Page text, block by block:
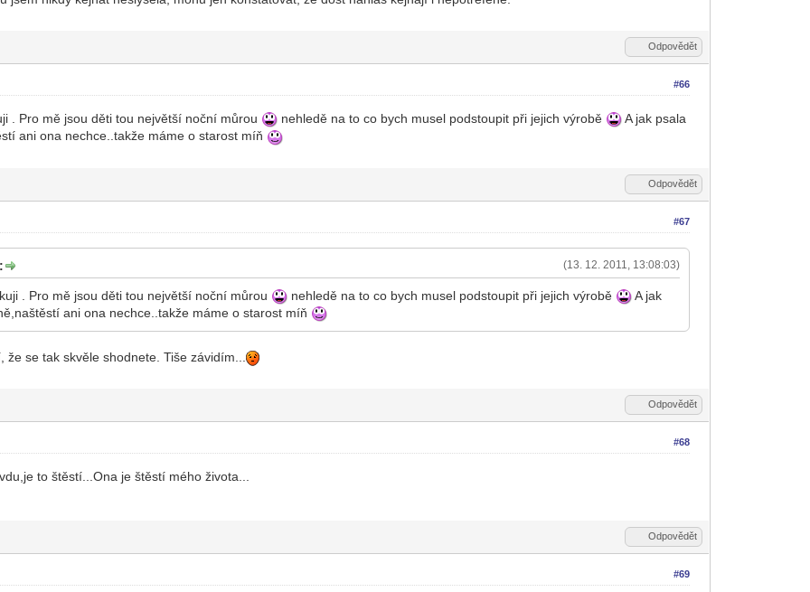
Odpovědět
#66
. Pro mě jsou děti tou největší noční můrou nehledě na to co bych musel podstoupit při jejich výrobě
A jak psala
ani ona nechce..takže máme o starost míň
Odpovědět
#67
(13. 12. 2011, 13:08:03)
. Pro mě jsou děti tou největší noční můrou nehledě na to co bych musel podstoupit při jejich výrobě
A jak
ani ona nechce..takže máme o starost míň
že se tak skvěle shodnete. Tiše závidím...
Odpovědět
#68
to štěstí...Ona je štěstí mého života...
Odpovědět
#69